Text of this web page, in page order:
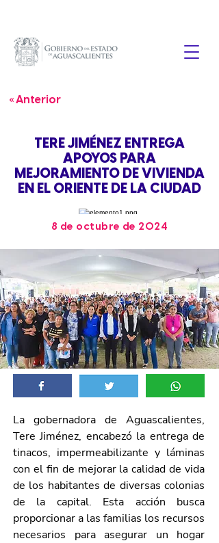
« Anterior
TERE JIMÉNEZ ENTREGA
APOYOS PARA
MEJORAMIENTO DE VIVIENDA
EN EL ORIENTE DE LA CIUDAD
8 de octubre de 2024
La gobernadora de Aguascalientes,
Tere Jiménez, encabezó la entrega de
tinacos, impermeabilizante y láminas
con el fin de mejorar la calidad de vida
de los habitantes de diversas colonias
de la capital. Esta acción busca
proporcionar a las familias los recursos
necesarios para asegurar un hogar